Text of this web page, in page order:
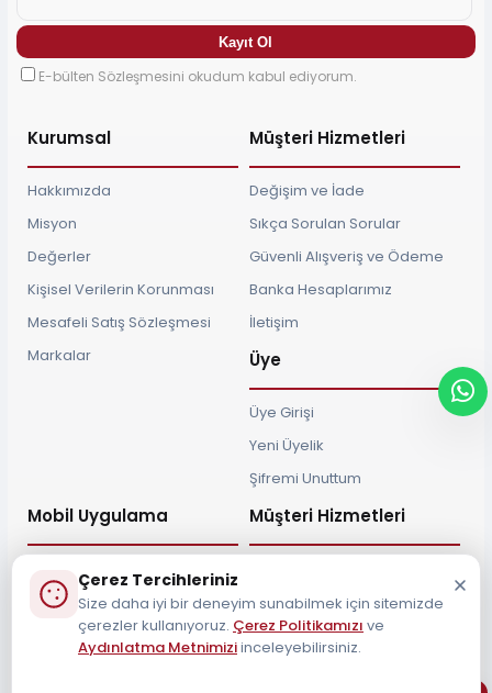
E-bülten Sözleşmesini okudum kabul ediyorum.
Kurumsal
Hakkımızda
Misyon
Değerler
Kişisel Verilerin Korunması
Mesafeli Satış Sözleşmesi
Markalar
Müşteri Hizmetleri
Değişim ve İade
Sıkça Sorulan Sorular
Güvenli Alışveriş ve Ödeme
Banka Hesaplarımız
İletişim
Üye
Üye Girişi
Yeni Üyelik
Şifremi Unuttum
Mobil Uygulama Müşteri Hizmetleri
Müşteri Destek Hattı
Çerez Tercihleriniz
Size daha iyi bir deneyim sunabilmek için sitemizde
çerezler kullanıyoruz. Çerez Politikamızı ve
Aydınlatma Metnimiziinceleyebilirsiniz.